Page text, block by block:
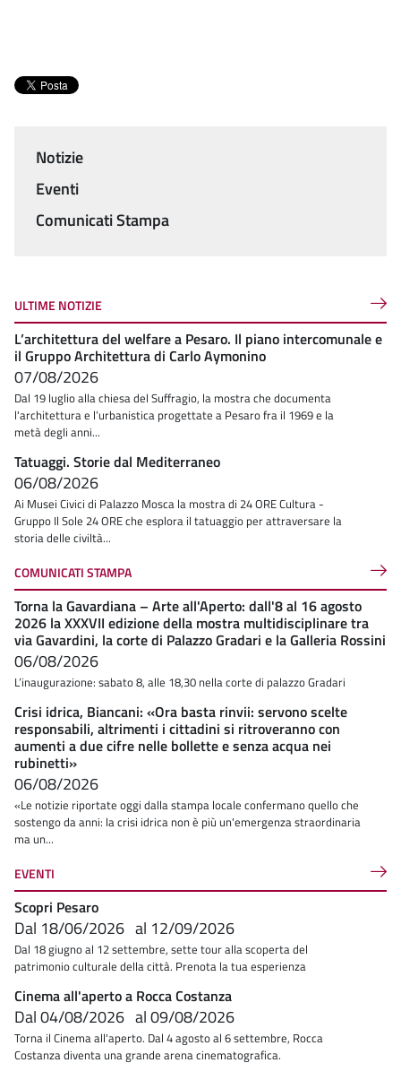
Menu
Notizie
Eventi
Comunicati Stampa
ULTIME NOTIZIE
L’architettura del welfare a Pesaro. Il piano intercomunale e
il Gruppo Architettura di Carlo Aymonino
07/08/2026
Dal 19 luglio alla chiesa del Suffragio, la mostra che documenta
l'architettura e l’urbanistica progettate a Pesaro fra il 1969 e la
metà degli anni...
Tatuaggi. Storie dal Mediterraneo
06/08/2026
Ai Musei Civici di Palazzo Mosca la mostra di 24 ORE Cultura -
Gruppo Il Sole 24 ORE che esplora il tatuaggio per attraversare la
storia delle civiltà...
COMUNICATI STAMPA
Torna la Gavardiana – Arte all'Aperto: dall'8 al 16 agosto
2026 la XXXVII edizione della mostra multidisciplinare tra
via Gavardini, la corte di Palazzo Gradari e la Galleria Rossini
06/08/2026
L’inaugurazione: sabato 8, alle 18,30 nella corte di palazzo Gradari
Crisi idrica, Biancani: «Ora basta rinvii: servono scelte
responsabili, altrimenti i cittadini si ritroveranno con
aumenti a due cifre nelle bollette e senza acqua nei
rubinetti»
06/08/2026
«Le notizie riportate oggi dalla stampa locale confermano quello che
sostengo da anni: la crisi idrica non è più un'emergenza straordinaria
ma un...
EVENTI
Scopri Pesaro
Dal 18/06/2026 al 12/09/2026
Dal 18 giugno al 12 settembre, sette tour alla scoperta del
patrimonio culturale della città. Prenota la tua esperienza
Cinema all'aperto a Rocca Costanza
Dal04/08/2026 al09/08/2026
Torna il Cinema all'aperto. Dal 4 agosto al 6 settembre, Rocca
Costanza diventa una grande arena cinematografica.